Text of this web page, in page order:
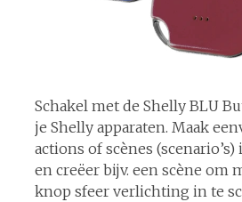
Schakel met de Shelly BLU
je Shelly apparaten. Maak
actions of scènes
en creëer bijv. een scène om
knop sfeer verlichting in te